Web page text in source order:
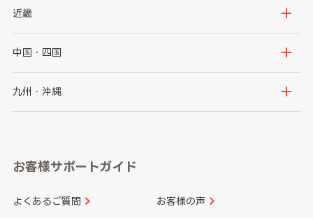
秋田県
群馬県
千葉県
新潟県
石川県
山梨県
愛知県
近畿
大阪府
京都府
和歌山県
中国・四国
鳥取県
山口県
香川県 愛媛県
九州・沖縄
長崎県
大分県 宮崎県
お客様サポートガイド
よくあるご質問 お客様の声